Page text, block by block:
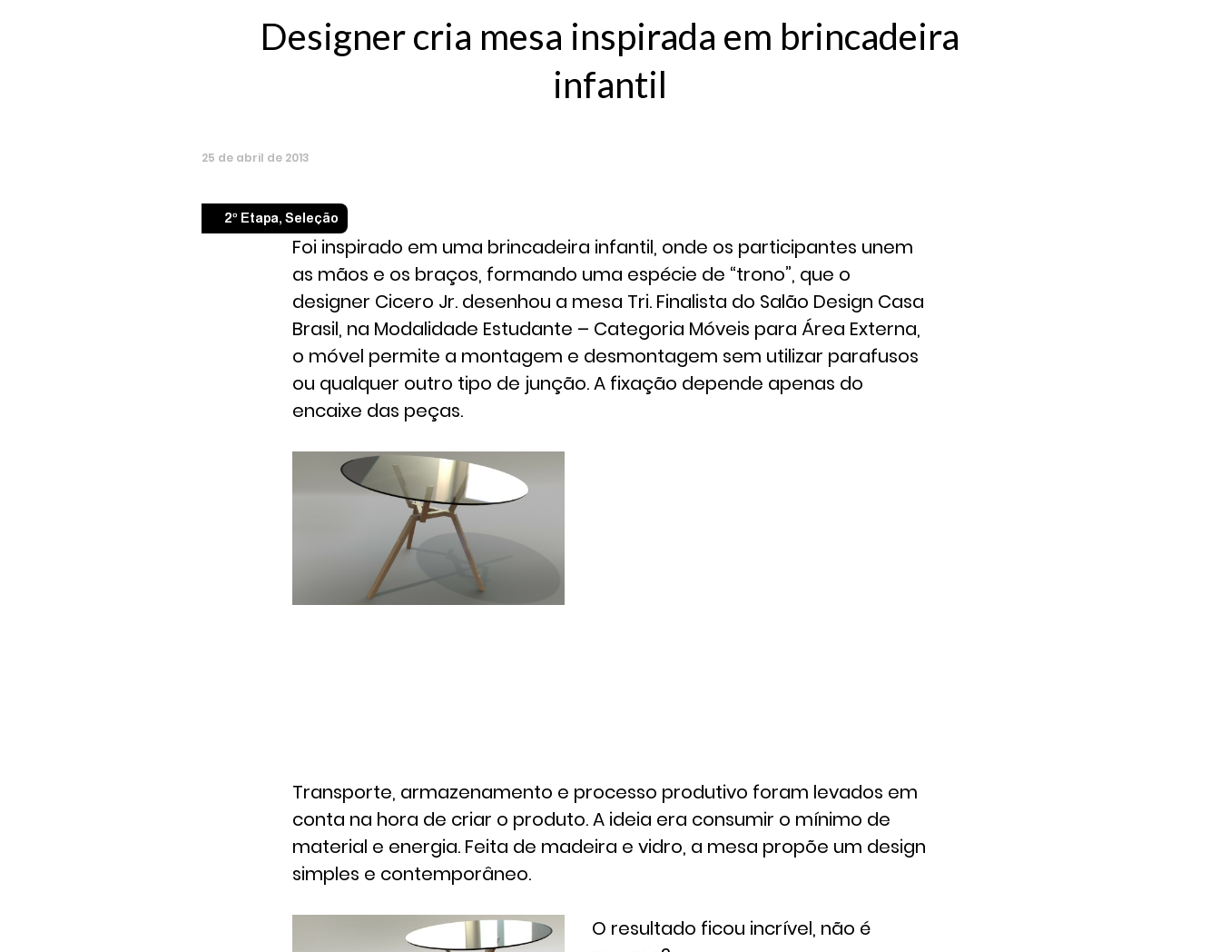
Designer cria mesa inspirada em brincadeira
infantil
25 de abril de 2013
2º Etapa, Seleção
Foi inspirado em uma brincadeira infantil, onde os participantes unem
as mãos e os braços, formando uma espécie de “trono”, que o
designer Cicero Jr. desenhou a mesa Tri. Finalista do Salão Design Casa
Brasil, na Modalidade Estudante – Categoria Móveis para Área Externa,
o móvel permite a montagem e desmontagem sem utilizar parafusos
ou qualquer outro tipo de junção. A fixação depende apenas do
encaixe das peças.
Transporte, armazenamento e processo produtivo foram levados em
conta na hora de criar o produto. A ideia era consumir o mínimo de
material e energia. Feita de madeira e vidro, a mesa propõe um design
simples e contemporâneo.
O resultado ficou incrível, não é